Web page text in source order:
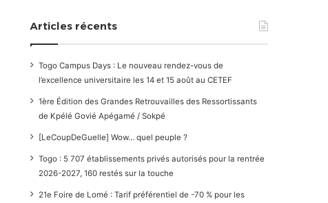
Articles récents
Togo Campus Days : Le nouveau rendez-vous de
l’excellence universitaire les 14 et 15 août au CETEF
1ère Édition des Grandes Retrouvailles des Ressortissants
de Kpélé Govié Apégamé / Sokpé
[LeCoupDeGuelle] Wow… quel peuple ?
Togo : 5 707 établissements privés autorisés pour la rentrée
2026-2027, 160 restés sur la touche
21e Foire de Lomé : Tarif préférentiel de -70 % pour les